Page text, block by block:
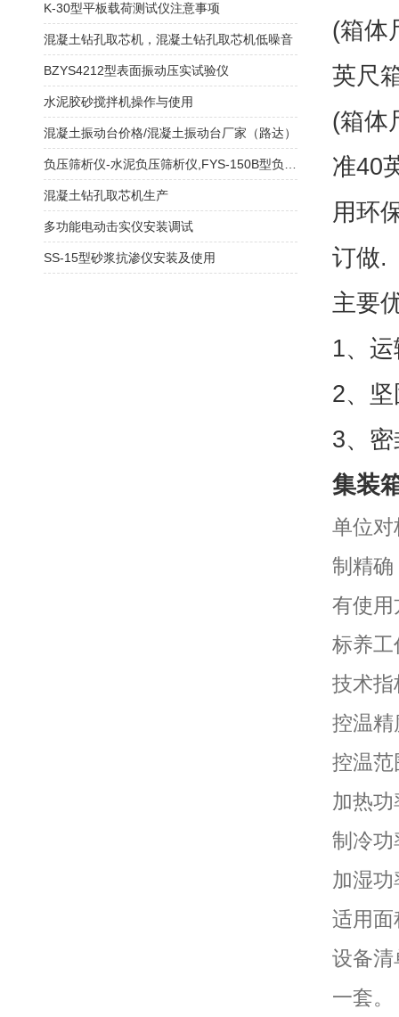
(箱体
英尺
(箱体
准40
用环
订做.
主要
1、
2、
3、
集装
单位对
制精
有使
标养工
技术指
控温精
控温范
加热
制冷
加湿
适用面
设备清
一套。
K-30型平板载荷测试仪注意事项
混凝土钻孔取芯机，混凝土钻孔取芯机低噪音
BZYS4212型表面振动压实试验仪
水泥胶砂搅拌机操作与使用
混凝土振动台价格/混凝土振动台厂家（路达）
混凝土钻孔取芯机生产
多功能电动击实仪安装调试
SS-15型砂浆抗渗仪安装及使用